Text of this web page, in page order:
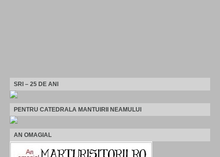
SRI – 25 DE ANI
PENTRU CATEDRALA MANTUIRII NEAMULUI
AN OMAGIAL